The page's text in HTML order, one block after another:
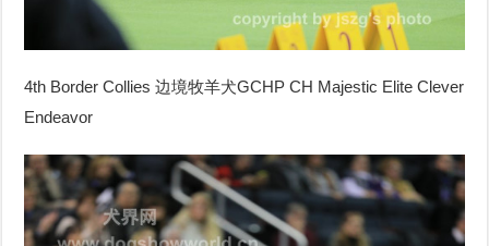
4th Border Collies边境牧羊犬GCHP CH Majestic Elite Clever
Endeavor